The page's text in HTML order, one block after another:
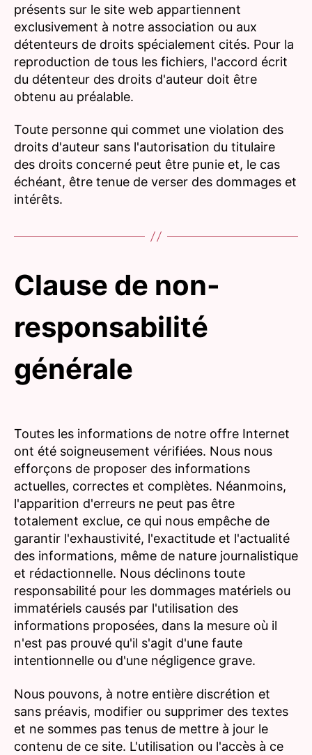
présents sur le site web appartiennent
exclusivement à notre association ou aux
détenteurs de droits spécialement cités. Pour la
reproduction de tous les fichiers, l'accord écrit
du détenteur des droits d'auteur doit être
obtenu au préalable.
Toute personne qui commet une violation des
droits d'auteur sans l'autorisation du titulaire
des droits concerné peut être punie et, le cas
échéant, être tenue de verser des dommages et
intérêts.
Clause de non-
responsabilité
générale
Toutes les informations de notre offre Internet
ont été soigneusement vérifiées. Nous nous
efforçons de proposer des informations
actuelles, correctes et complètes. Néanmoins,
l'apparition d'erreurs ne peut pas être
totalement exclue, ce qui nous empêche de
garantir l'exhaustivité, l'exactitude et l'actualité
des informations, même de nature journalistique
et rédactionnelle. Nous déclinons toute
responsabilité pour les dommages matériels ou
immatériels causés par l'utilisation des
informations proposées, dans la mesure où il
n'est pas prouvé qu'il s'agit d'une faute
intentionnelle ou d'une négligence grave.
Nous pouvons, à notre entière discrétion et
sans préavis, modifier ou supprimer des textes
et ne sommes pas tenus de mettre à jour le
contenu de ce site. L'utilisation ou l'accès à ce